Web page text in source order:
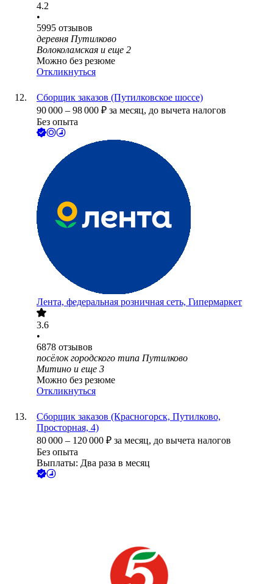
4.2
•
5995 отзывов
деревня Путилково
Волоколамская и еще 2
Можно без резюме
Откликнуться
Сборщик заказов (Путилковское шоссе)
90 000 – 98 000 ₽ за месяц, до вычета налогов
Без опыта
Лента, федеральная розничная сеть, Гипермаркет
3.6
•
6878 отзывов
посёлок городского типа Путилково
Митино и еще 3
Можно без резюме
Откликнуться
Сборщик заказов (Красногорск, Путилково,
Просторная, 4)
80 000 – 120 000 ₽ за месяц, до вычета налогов
Без опыта
Выплаты: Два раза в месяц